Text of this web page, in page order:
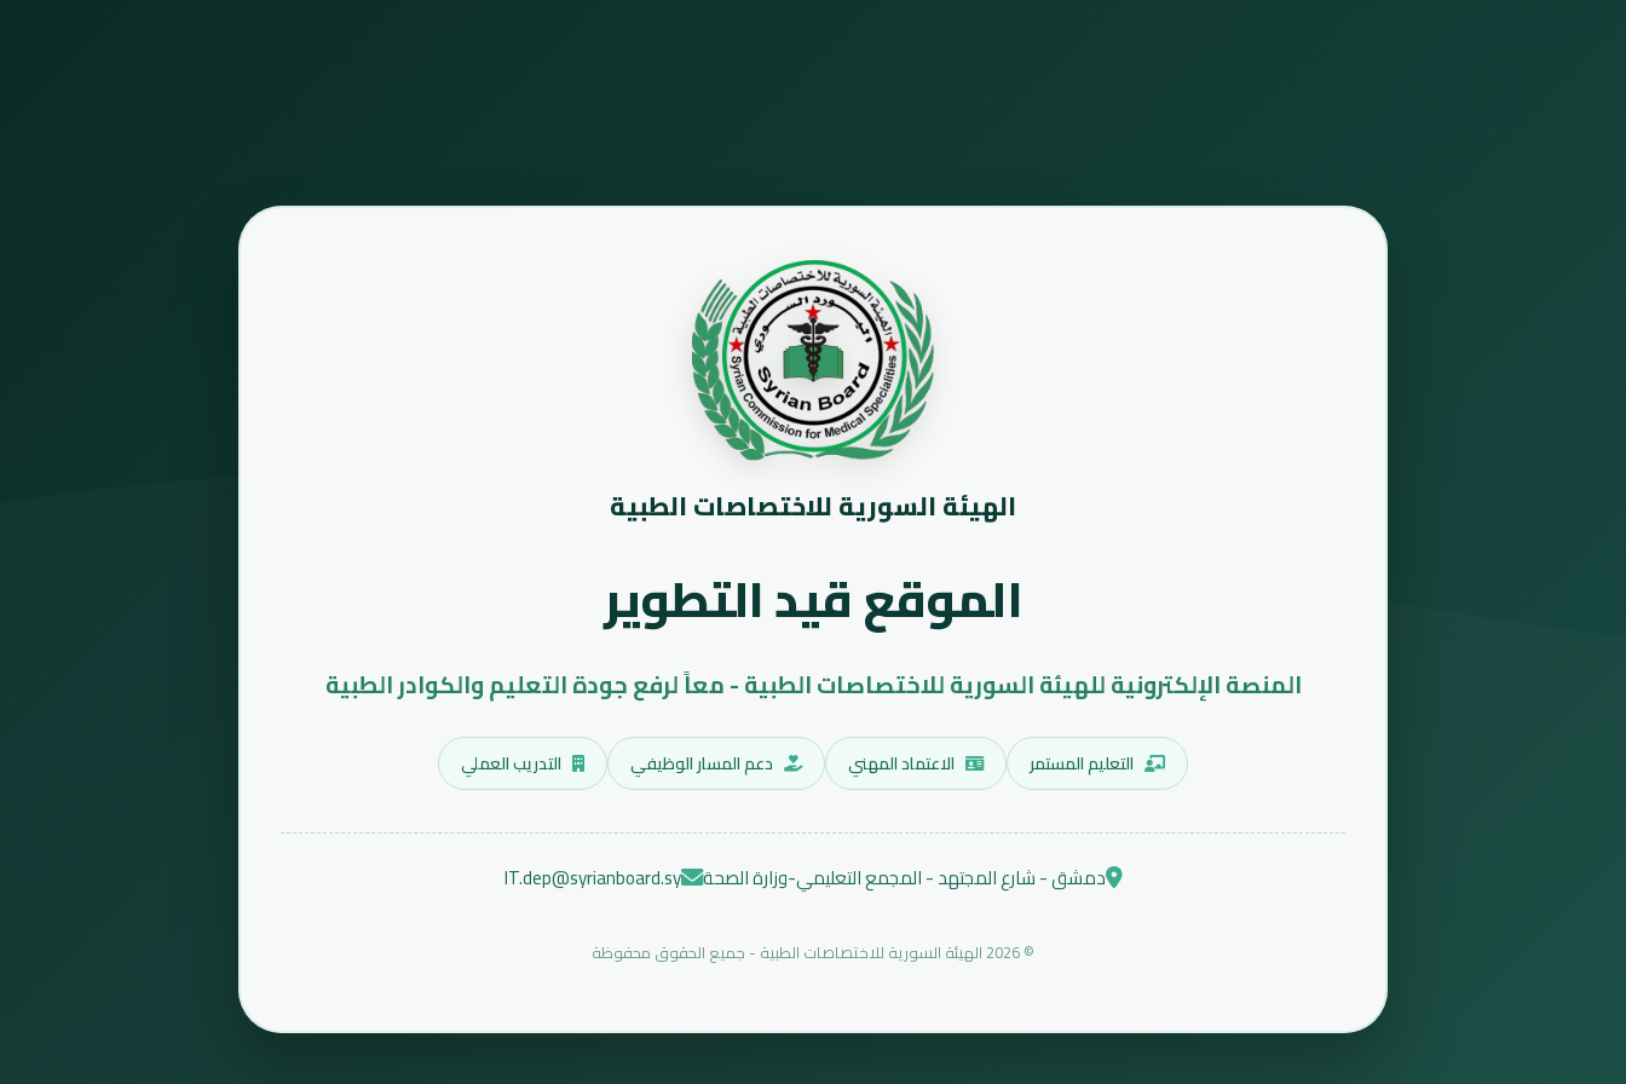
الهيئة السورية للاختصاصات الطبية
الموقع قيد التطوير
المنصة الإلكترونية للهيئة السورية للاختصاصات الطبية - معاً لرفع جودة التعليم والكوادر الطبية
التعليم المستمر الاعتماد المهني دعم المسار الوظيفي التدريب العملي
دمشق - شارع المجتهد - المجمع التعليمي-وزارة الصحة IT.dep@syrianboard.sy
© 2026 الهيئة السورية للاختصاصات الطبية - جميع الحقوق محفوظة